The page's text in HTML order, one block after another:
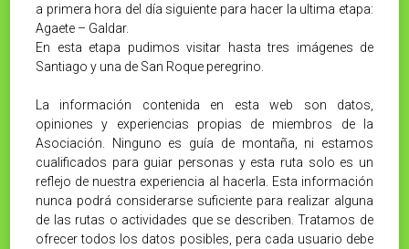
a primera hora del día siguiente para hacer la ultima etapa:
Agaete – Galdar.
En esta etapa pudimos visitar hasta tres imágenes de
Santiago y una de San Roque peregrino.
La información contenida en esta web son datos,
opiniones y experiencias propias de miembros de la
Asociación. Ninguno es guía de montaña, ni estamos
cualificados para guiar personas y esta ruta solo es un
reflejo de nuestra experiencia al hacerla. Esta información
nunca podrá considerarse suficiente para realizar alguna
de las rutas o actividades que se describen. Tratamos de
ofrecer todos los datos posibles, pera cada usuario debe